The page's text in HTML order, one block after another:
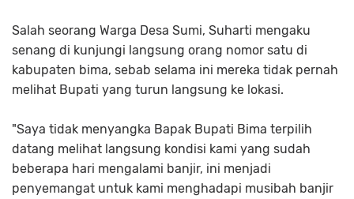
Salah seorang Warga Desa Sumi, Suharti mengaku
senang di kunjungi langsung orang nomor satu di
kabupaten bima, sebab selama ini mereka tidak pernah
melihat Bupati yang turun langsung ke lokasi.
"Saya tidak menyangka Bapak Bupati Bima terpilih
datang melihat langsung kondisi kami yang sudah
beberapa hari mengalami banjir, ini menjadi
penyemangat untuk kami menghadapi musibah banjir